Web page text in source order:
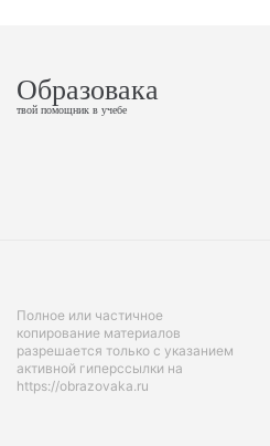
Образовака
твой помощник в учебе
Полное или частичное
копирование материалов
разрешается только с указанием
активной гиперссылки на
https://obrazovaka.ru